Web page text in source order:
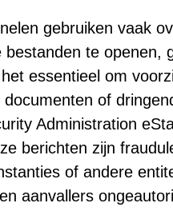
gebruiken vaak
bestanden te openen,
essentieel om
documenten of
Administration
berichten zijn
of andere
aanvallers